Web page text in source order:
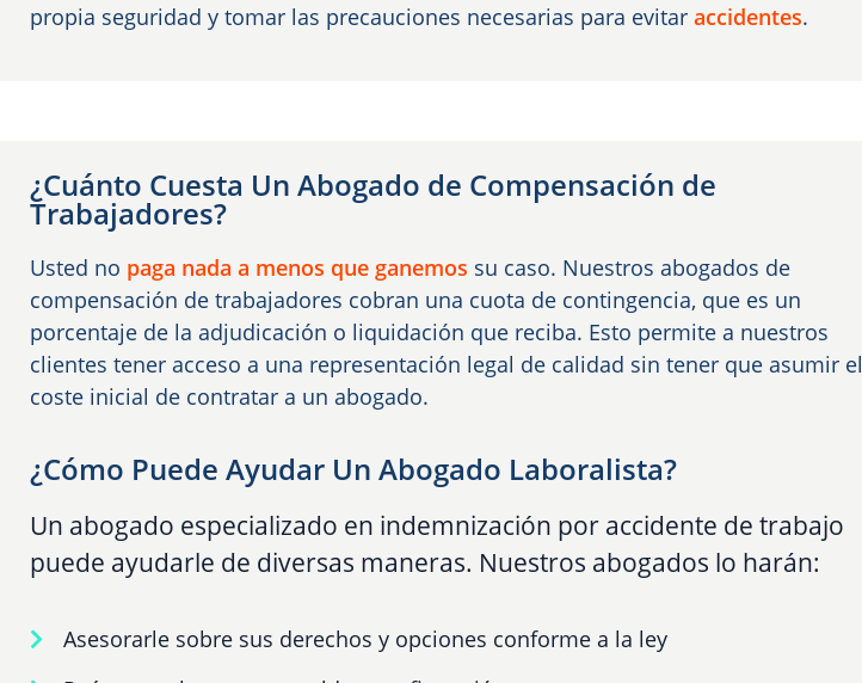
propia seguridad y tomar las precauciones necesarias para evitar accidentes.
¿Cuánto Cuesta Un Abogado de Compensación de
Trabajadores?
Usted no paga nada a menos que ganemos su caso. Nuestros abogados de
compensación de trabajadores cobran una cuota de contingencia, que es un
porcentaje de la adjudicación o liquidación que reciba. Esto permite a nuestros
clientes tener acceso a una representación legal de calidad sin tener que asumir el
coste inicial de contratar a un abogado.
¿Cómo Puede Ayudar Un Abogado Laboralista?
Un abogado especializado en indemnización por accidente de trabajo
puede ayudarle de diversas maneras. Nuestros abogados lo harán:
Asesorarle sobre sus derechos y opciones conforme a la ley